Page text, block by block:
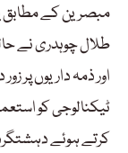
مبصرین کے مطابق
طلال چوہدری نے
اور ذمہ داریوں پر
کرتے ہوئے